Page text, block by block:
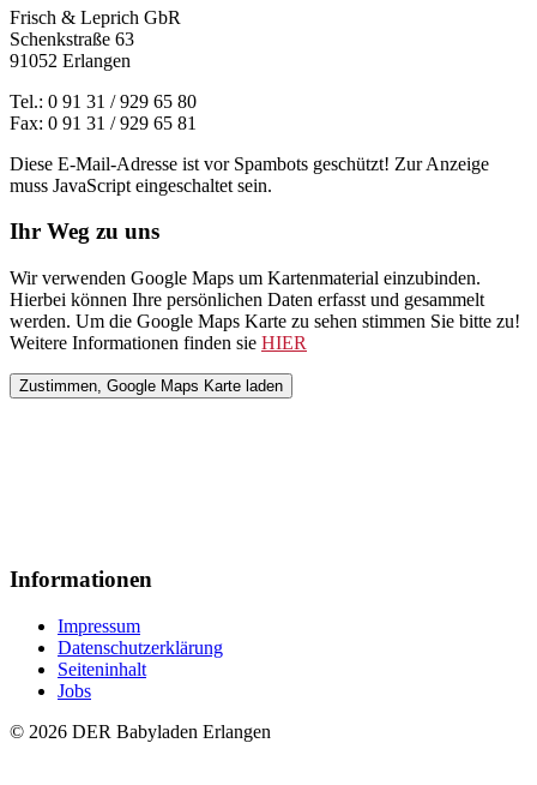
Frisch & Leprich GbR
Schenkstraße 63
91052 Erlangen
Tel.: 0 91 31 / 929 65 80
Fax: 0 91 31 / 929 65 81
Diese E-Mail-Adresse ist vor Spambots geschützt! Zur Anzeige
muss JavaScript eingeschaltet sein.
Ihr Weg zu uns
Wir verwenden Google Maps um Kartenmaterial einzubinden.
Hierbei können Ihre persönlichen Daten erfasst und gesammelt
werden. Um die Google Maps Karte zu sehen stimmen Sie bitte zu!
Weitere Informationen finden sie HIER
Informationen
Impressum
Datenschutzerklärung
Seiteninhalt
Jobs
© 2026 DER Babyladen Erlangen